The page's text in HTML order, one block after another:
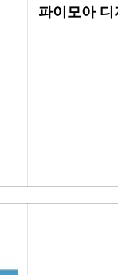
파이모아